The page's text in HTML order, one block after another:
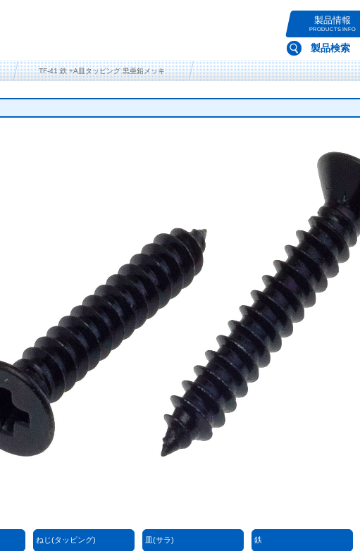
製品情報
PRODUCTS INFO
製品検索
TF-41 鉄 +A皿タッピング 黒亜鉛メッキ
ねじ(タッピング) 皿(サラ) 鉄